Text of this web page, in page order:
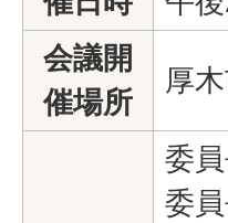
会議開
催場所
厚
委
委